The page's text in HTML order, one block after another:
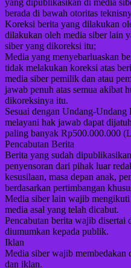
yang dipublikasikan di media
berada di bawah otoritas
Koreksi berita yang dilakukan
dilakukan oleh media siber lain
siber yang dikoreksi itu;
Media yang menyebarluaskan
tidak melakukan koreksi atas
media siber pemilik dan atau
jawab penuh atas semua akibat
dikoreksinya itu.
Sesuai dengan Undang-Undang
melayani hak jawab dapat
paling banyak Rp500.000.000
Pencabutan Berita
Berita yang sudah
penyensoran dari pihak luar
kesusilaan, masa depan anak,
berdasarkan pertimbangan
Media siber lain wajib
media asal yang telah dicabut.
Pencabutan berita wajib disertai
diumumkan kepada publik.
Iklan
Media siber wajib membedakan
dan iklan.